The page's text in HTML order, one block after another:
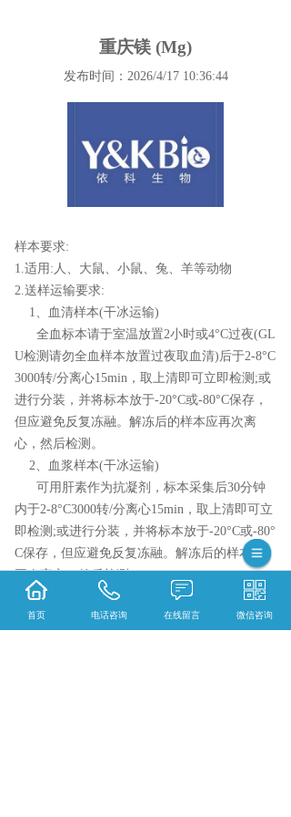
重庆镁 (Mg)
发布时间：2026/4/17 10:36:44
样本要求:
1.适用:人、大鼠、小鼠、兔、羊等动物
2.送样运输要求:
1、血清样本(干冰运输)
全血标本请于室温放置2小时或4°C过夜(GL
U检测请勿全血样本放置过夜取血清)后于2-8°C
3000转/分离心15min，取上清即可立即检测;或
进行分装，并将标本放于-20°C或-80°C保存，
但应避免反复冻融。解冻后的样本应再次离
心，然后检测。
2、血浆样本(干冰运输)
可用肝素作为抗凝剂，标本采集后30分钟
内于2-8°C3000转/分离心15min，取上清即可立
即检测;或进行分装，并将标本放于-20°C或-80°
C保存，但应避免反复冻融。解冻后的样本应
再次离心，然后检测。
3.体积:100ul以上，3指标以上增加25ul或稀释
4.务必使用ep管保存
首页 电话咨询 在线留言 微信咨询